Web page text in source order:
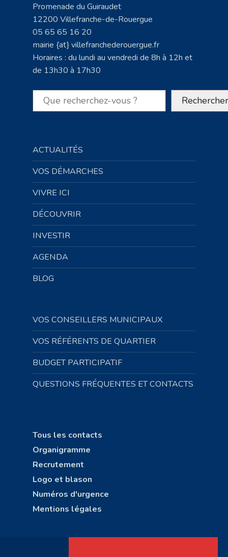
Promenade du Guiraudet
12200 Villefranche-de-Rouergue
05 65 65 16 20
mairie {at} villefranchederouergue.fr
Horaires : du lundi au vendredi de 8h à 12h et
de 13h30 à 17h30
Rechercher Rechercher
ACTUALITÉS
VOS DÉMARCHES
VIVRE ICI
DÉCOUVRIR
INVESTIR
AGENDA
BLOG
VOS CONSEILLERS MUNICIPAUX
VOS RÉFÉRENTS DE QUARTIER
BUDGET PARTICIPATIF
QUESTIONS FRÉQUENTES ET CONTACTS
Tous les contacts
Organigramme
Recrutement
Logo et blason
Numéros d'urgence
Mentions légales